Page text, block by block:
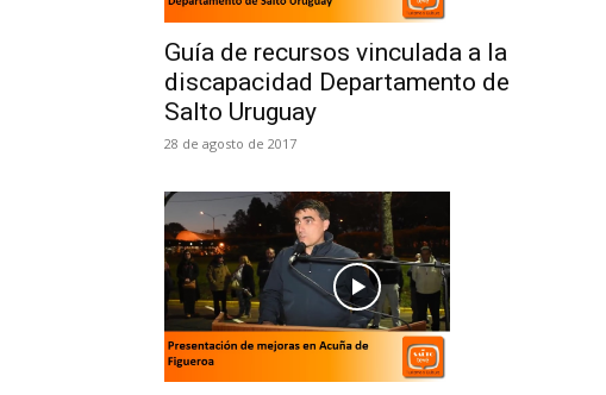
Guía de recursos vinculada a la
discapacidad Departamento de
Salto Uruguay
28 de agosto de 2017